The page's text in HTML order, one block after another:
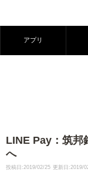
アプリ
LINE Pay：筑邦
へ
投稿日:2019/02/25 更新日:2019/